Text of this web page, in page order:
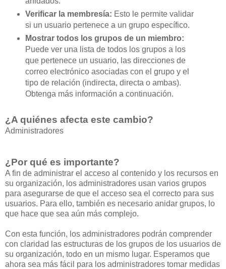
Verificar la membresía: Esto le permite validar
si un usuario pertenece a un grupo específico.
Mostrar todos los grupos de un miembro:
Puede ver una lista de todos los grupos a los
que pertenece un usuario, las direcciones de
correo electrónico asociadas con el grupo y el
tipo de relación (indirecta, directa o ambas).
Obtenga más información a continuación.
¿A quiénes afecta este cambio?
Administradores
¿Por qué es importante?
A fin de administrar el acceso al contenido y los recursos en
su organización, los administradores usan varios grupos
para asegurarse de que el acceso sea el correcto para sus
usuarios. Para ello, también es necesario anidar grupos, lo
que hace que sea aún más complejo.
Con esta función, los administradores podrán comprender
con claridad las estructuras de los grupos de los usuarios de
su organización, todo en un mismo lugar. Esperamos que
ahora sea más fácil para los administradores tomar medidas